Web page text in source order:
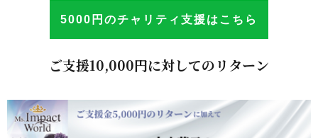
5000円のチャリテ ィ 支援はこち ら
ご支援10,000円に対してのリターン